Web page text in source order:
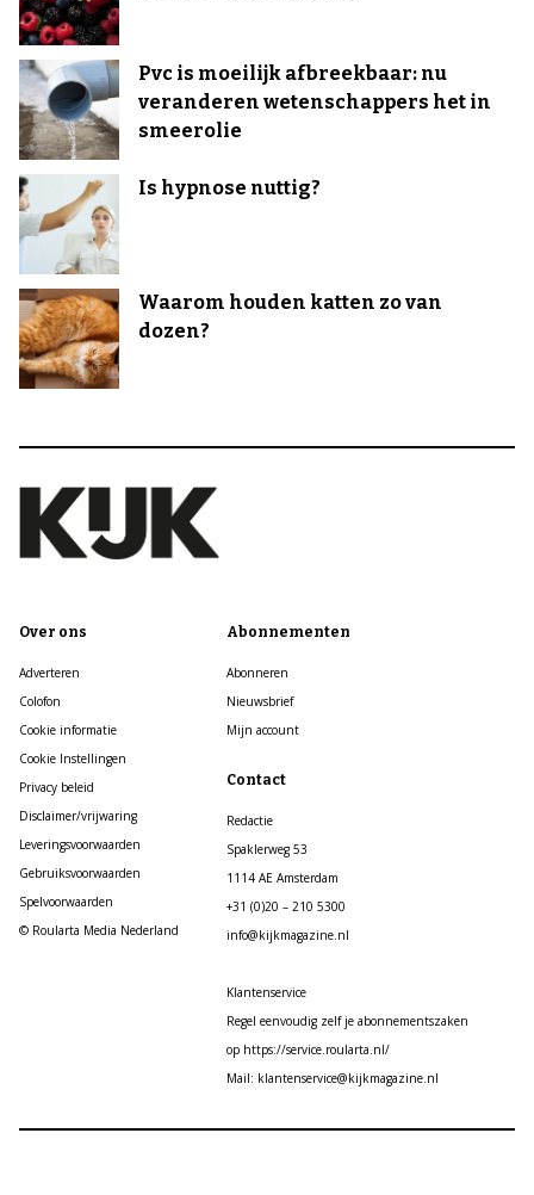
Pvc is moeilijk afbreekbaar: nu
veranderen wetenschappers het in
smeerolie
Is hypnose nuttig?
Waarom houden katten zo van
dozen?
Over ons
Adverteren
Colofon
Cookie informatie
Cookie Instellingen
Privacy beleid
Disclaimer/vrijwaring
Leveringsvoorwaarden
Gebruiksvoorwaarden
Spelvoorwaarden
© Roularta Media Nederland
Abonnementen
Abonneren
Nieuwsbrief
Mijn account
Contact
Redactie
Spaklerweg 53
1114 AE Amsterdam
+31 (0)20 – 210 5300
info@kijkmagazine.nl
Klantenservice
Regel eenvoudig zelf je abonnementszaken
op https://service.roularta.nl/
Mail: klantenservice@kijkmagazine.nl